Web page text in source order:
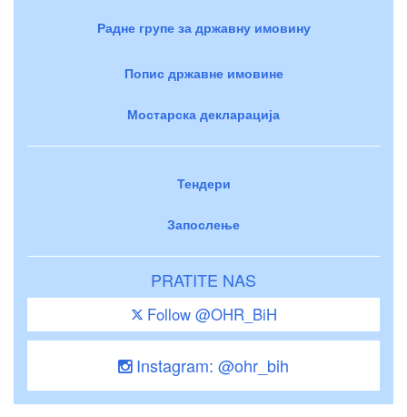
Радне групе за државну имовину
Попис државне имовине
Мостарска декларација
Тендери
Запослење
PRATITE NAS
Follow @OHR_BiH
Instagram: @ohr_bih